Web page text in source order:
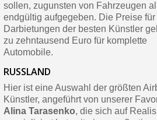
sollen, zugunsten von Fahrzeugen
endgültig aufgegeben. Die Preise
Darbietungen der besten Künstler
zu zehntausend Euro für komplette
Automobile.
RUSSLAND
Hier ist eine Auswahl der größten
Künstler, angeführt von unserer
Alina Tarasenko, die sich auf